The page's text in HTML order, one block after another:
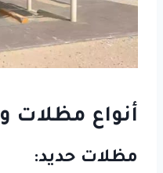
أنواع مظلات
مظلات حديد: